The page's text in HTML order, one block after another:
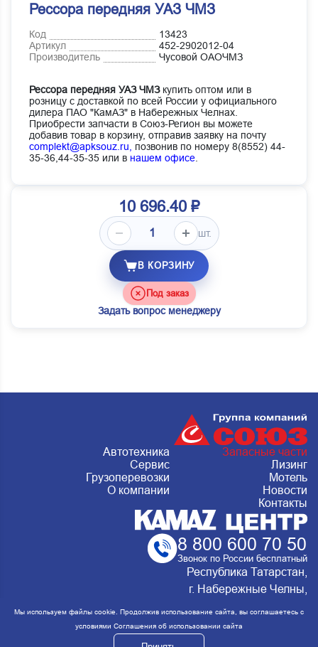
Рессора передняя УАЗ ЧМЗ
Код
13423
Артикул
452-2902012-04
Производитель
Чусовой ОАОЧМЗ
Рессора передняя УАЗ ЧМЗкупить оптом или в
розницу с доставкой по всей России у официального
дилера ПАО "КамАЗ" в Набережных Челнах.
Приобрести запчасти в Союз-Регион вы можете
добавив товар в корзину, отправив заявку на почту
complekt@apksouz.ru, позвонив по номеру 8(8552) 44-
35-36,44-35-35 или в нашем офисе.
10 696.40 ₽
шт.
В КОРЗИНУ
Под заказ
Задать вопрос менеджеру
Автотехника
Запасные части
Сервис
Лизинг
Грузоперевозки
Мотель
О компании
Новости
Контакты
8 800 600 70 50
Звонок по России бесплатный
Республика Татарстан,
г. Набережные Челны,
Металлургическая 15, стр.2 Сервис:
ежедневно с 8:00 до 20:00
Мы используем файлы cookie. Продолжив использование сайта, вы соглашаетесь с
условиями Соглашения об использовании сайта